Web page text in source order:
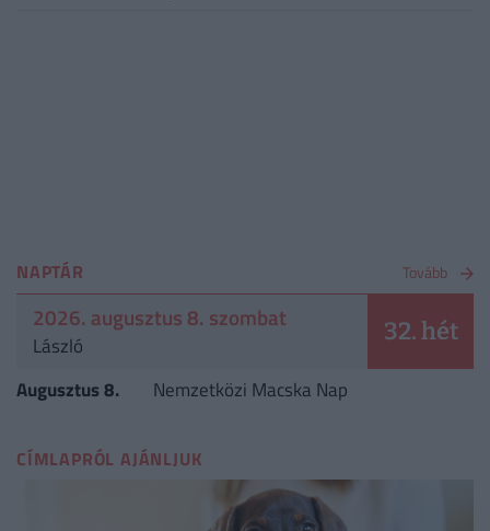
NAPTÁR Tovább
2026. augusztus 8. szombat
László 32. hét
Augusztus 8. Nemzetközi Macska Nap
CÍMLAPRÓL AJÁNLJUK